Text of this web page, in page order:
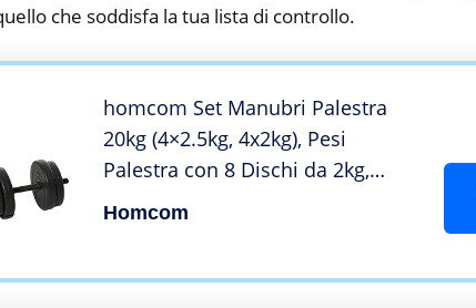
che soddisfa la tua lista di controllo.
homcom Set Manubri Palestra
20kg (4×2.5kg, 4x2kg), Pesi
Palestra con 8 Dischi da 2kg,
2.5kg, Փ25mm, per Allenamento a
Homcom